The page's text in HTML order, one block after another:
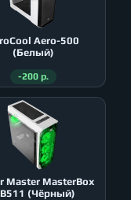
Aero-500
(Белый)
-200 р.
Master MasterBox
(Чёрный)